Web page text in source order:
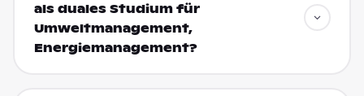
als duales Studium für
Umweltmanagement,
Energiemanagement?